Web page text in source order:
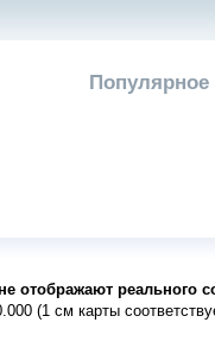
отображают реального
(1 см карты